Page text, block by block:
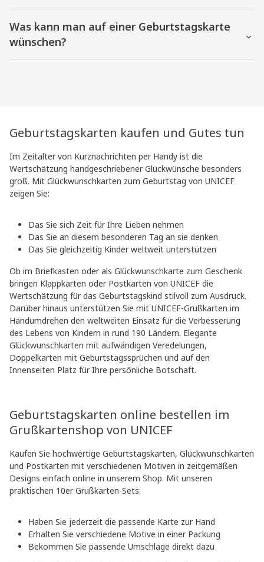
Was kann man auf einer Geburtstagskarte
wünschen?
Geburtstagskarten kaufen und Gutes tun
Im Zeitalter von Kurznachrichten per Handy ist die
Wertschätzung handgeschriebener Glückwünsche besonders
groß. Mit Glückwunschkarten zum Geburtstag von UNICEF
zeigen Sie:
Das Sie sich Zeit für Ihre Lieben nehmen
Das Sie an diesem besonderen Tag an sie denken
Das Sie gleichzeitig Kinder weltweit unterstützen
Ob im Briefkasten oder als Glückwunschkarte zum Geschenk
bringen Klappkarten oder Postkarten von UNICEF die
Wertschätzung für das Geburtstagskind stilvoll zum Ausdruck.
Darüber hinaus unterstützen Sie mit UNICEF-Grußkarten im
Handumdrehen den weltweiten Einsatz für die Verbesserung
des Lebens von Kindern in rund 190 Ländern. Elegante
Glückwunschkarten mit aufwändigen Veredelungen,
Doppelkarten mit Geburtstagssprüchen und auf den
Innenseiten Platz für Ihre persönliche Botschaft.
Geburtstagskarten online bestellen im
Grußkartenshop von UNICEF
Kaufen Sie hochwertige Geburtstagskarten, Glückwunschkarten
und Postkarten mit verschiedenen Motiven in zeitgemäßen
Designs einfach online in unserem Shop. Mit unseren
praktischen 10er Grußkarten-Sets:
Haben Sie jederzeit die passende Karte zur Hand
Erhalten Sie verschiedene Motive in einer Packung
Bekommen Sie passende Umschläge direkt dazu